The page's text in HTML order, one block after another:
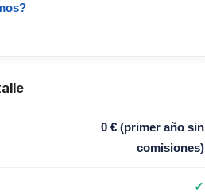
0 € (primer año sin
comisiones)
✓